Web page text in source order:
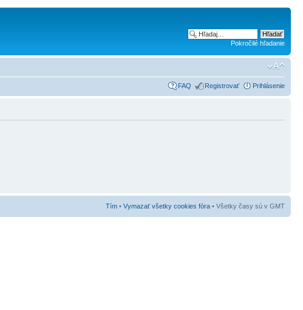
Pokročilé hľadanie
FAQ Registrovať Prihlásenie
Tím • Vymazať všetky cookies fóra • Všetky časy sú v GMT